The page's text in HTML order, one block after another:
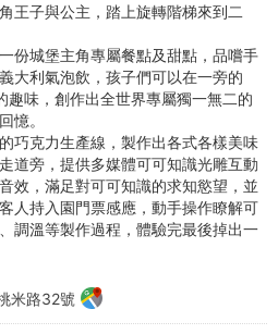
王子與公主，踏上旋轉階梯來到二
份城堡主角專屬餐點及甜點，品嚐手
大利氣泡飲，孩子們可以在一旁的
趣味，創作出全世界專屬獨一無二的
憶。
巧克力生產線，製作出各式各樣美味
道旁，提供多媒體可可知識光雕互動
效，滿足對可可知識的求知慾望，並
人持入園門票感應，動手操作瞭解可
調溫等製作過程，體驗完最後掉出一
米路32號